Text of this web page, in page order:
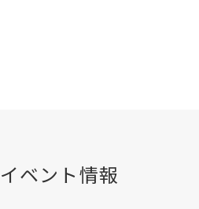
イベント情報